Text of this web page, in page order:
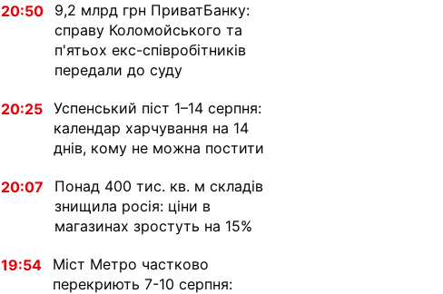
20:50
9,2 млрд грн ПриватБанку:
справу Коломойського та
п'ятьох екс-співробітників
передали до суду
20:25 Успенський піст 1–14 серпня:
календар харчування на 14
днів, кому не можна постити
20:07
Понад 400 тис. кв. м складів
знищила росія: ціни в
магазинах зростуть на 15%
19:54
Міст Метро частково
перекриють 7-10 серпня: